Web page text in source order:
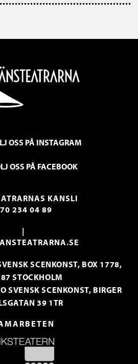
OSS PÅ INSTAGRAM
OSS PÅ FACEBOOK
KANSLI
234 04 89
|
SCENKONST, BOX 1778,
STOCKHOLM
SVENSK SCENKONST, BIRGER
39 1TR